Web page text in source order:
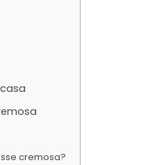
cremosa?